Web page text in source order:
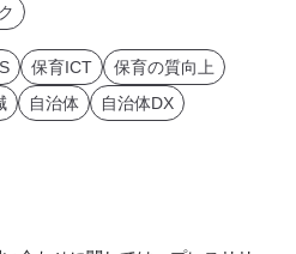
保育ICT
保育の質向上
自治体 自治体DX